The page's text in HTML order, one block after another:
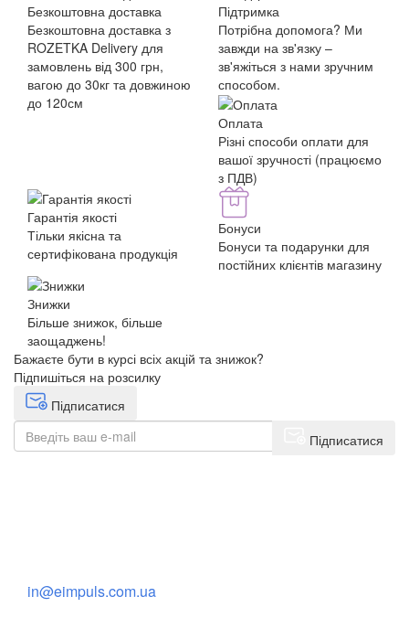
Безкоштовна доставка
Безкоштовна доставка з
ROZETKA Delivery для
замовлень від 300 грн,
вагою до 30кг та довжиною
до 120см
Підтримка
Потрібна допомога? Ми
завжди на зв'язку –
зв'яжіться з нами зручним
способом.
Оплата
Різні способи оплати для
вашої зручності (працюємо
з ПДВ)
Гарантія якості
Тільки якісна та
сертифікована продукція
Бонуси
Бонуси та подарунки для
постійних клієнтів магазину
Знижки
Більше знижок, більше
заощаджень!
Бажаєте бути в курсі всіх акцій та знижок?
Підпишіться на розсилку
Підписатися
Підписатися
in@eimpuls.com.ua